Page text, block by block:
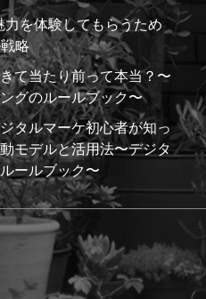
力を体験してもらうため
略
て当たり前って本当？〜
グのルールブック〜
タルマーケ初心者が知っ
モデルと活用法〜デジタ
ールブック〜